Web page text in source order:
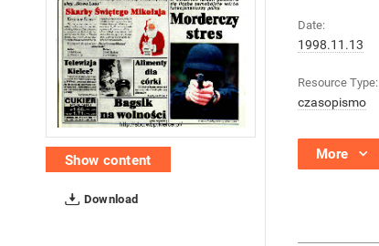
Show content
Download
Date:
1998.11.13
Resource Type:
czasopismo
More